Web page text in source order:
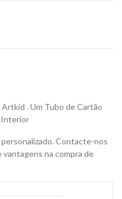
. Um Tubo de Cartão
Interior
Contacte-nos
vantagens na compra de